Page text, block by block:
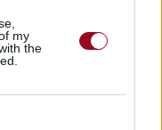
my
the